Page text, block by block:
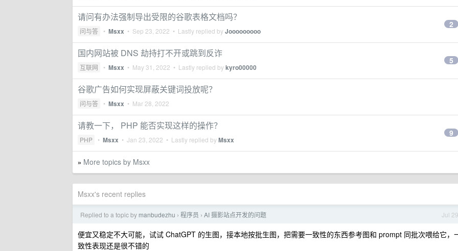
请问有办法强制导出受限的谷歌表格文档吗？
问与答 • Msxx • Sep 23, 2022 • Lastly replied byJooooooooo
2
国内网站被 DNS 劫持打不开或跳到反诈
互联网 • Msxx • May 31, 2022 • Lastly replied bykyro00000
5
谷歌广告如何实现屏蔽关键词投放呢？
问与答 • Msxx • Mar 28, 2022
请教一下， PHP 能否实现这样的操作？
PHP • Msxx • Jan 23, 2022 • Lastly replied byMsxx
9
» More topics by Msxx
Msxx's recent replies
Jul 29
Replied to a topic by manbudezhu › 程序员 › AI 摄影站点开发的问题
便宜又稳定不大可能，试试 ChatGPT 的生图，接本地按批生图，把需要一致性的东西参考图和 prompt 同批次喂给它，
致性表现还是很不错的